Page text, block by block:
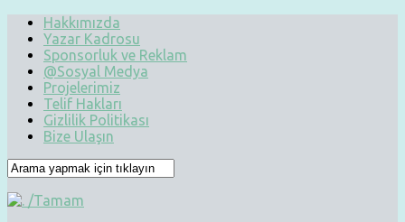
Hakkımızda
Yazar Kadrosu
Sponsorluk ve Reklam
@Sosyal Medya
Projelerimiz
Telif Hakları
Gizlilik Politikası
Bize Ulaşın